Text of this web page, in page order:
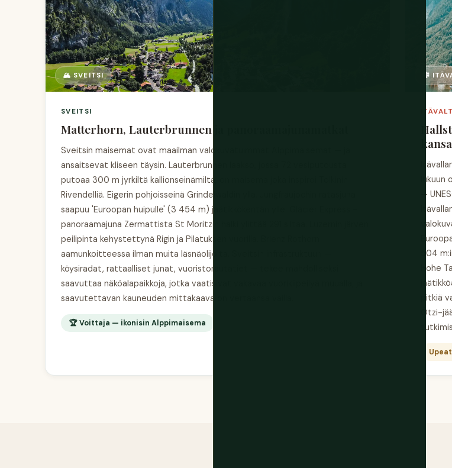
🏔️ SVEITSI
SVEITSI
Matterhorn, Lauterbrunnen ja panoraamajunamatkat
Sveitsin maisemat ovat maailman valokuvatuimmat Alppimaisemat — ja
ansaitsevat kliseen täysin. Lauterbrunnen laakso, jossa 72 vesiputousta
putoaa 300 m jyrkiltä kallionseinämiltä, on maisema joka inspiroi Tolkinin
Rivendelliä. Eigerin pohjoisseinä Grindelwaldin yllä. Jungfraujochin ratasjuna
saapuu 'Euroopan huipulle' (3 454 m) jäätikkökentän ylle. Glacier Express -
panoraamajuna Zermattista St Moritzin halki ylittää 291 siltaa. Luzernin järven
peilipinta kehystettynä Rigin ja Pilatuksen vuorilla. Brienz Rothorn
aamunkoitteessa ilman muita läsnäolijoita. Sveitsin infrastruktuuri —
köysiradat, rattaalliset junat, vuoristorautatiet — tekee mahdolliseksi
saavuttaa näköalapaikkoja, jotka vaatisivat vakavaa vuorikiipeilyä muualla, ja
saavutettavan kauneuden mittakaava on vertaansa vailla.
🏆 Voittaja — ikonisin Alppimaisema
🎼
—
504
Hohe
pitkiä
Ötzi-